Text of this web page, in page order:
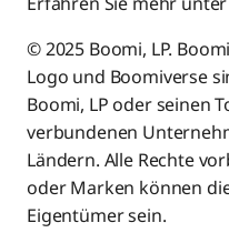
© 2025 Boomi, LP.
Logo und Boomiverse
Boomi, LP oder seinen
verbundenen
Ländern. Alle Rechte
oder Marken können
Eigentümer sein.